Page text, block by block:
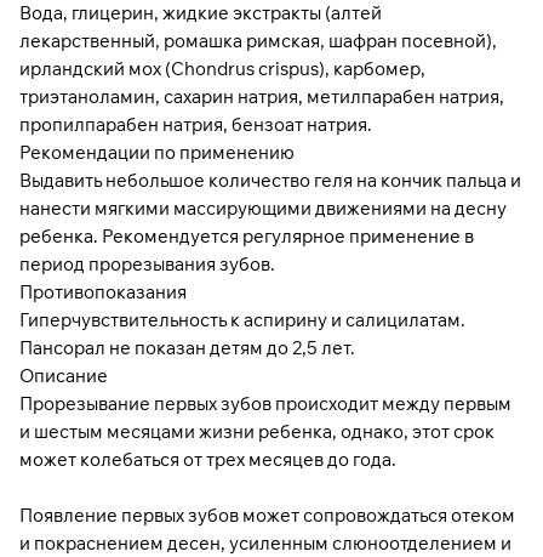
Вода, глицерин, жидкие экстракты (алтей
лекарственный, ромашка римская, шафран посевной),
ирландский мох (Chondrus crispus), карбомер,
триэтаноламин, сахарин натрия, метилпарабен натрия,
пропилпарабен натрия, бензоат натрия.
Рекомендации по применению
Выдавить небольшое количество геля на кончик пальца и
нанести мягкими массирующими движениями на десну
ребенка. Рекомендуется регулярное применение в
период прорезывания зубов.
Противопоказания
Гиперчувствительность к аспирину и салицилатам.
Пансорал не показан детям до 2,5 лет.
Описание
Прорезывание первых зубов происходит между первым
и шестым месяцами жизни ребенка, однако, этот срок
может колебаться от трех месяцев до года.
Появление первых зубов может сопровождаться отеком
и покраснением десен, усиленным слюноотделением и